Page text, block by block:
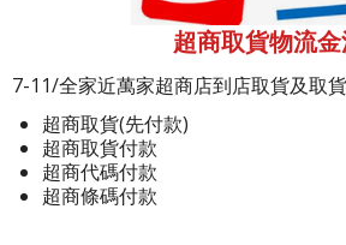
超商取貨物流
7-11/全家近萬家超商店到店取貨及取
超商取貨(先付款)
超商取貨付款
超商代碼付款
超商條碼付款